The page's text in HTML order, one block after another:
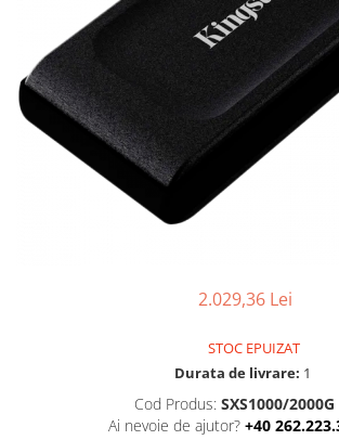
Inele Smart
Ochelari Smart
Smartphone IPhone
Sisteme PC & Periferice
Sisteme Desktop & Monitoare
Microfoane & Casti Gaming
Tastaturi Gaming
Card Reader
2.029,36 Lei
STOC EPUIZAT
Durata de livrare: 1
Cod Produs: SXS1000/2000G
Ai nevoie de ajutor? +40